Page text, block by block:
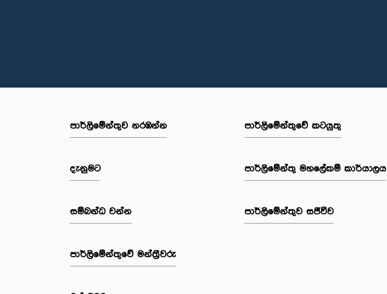
පාර්ලි‌මේන්තුව නරඹන්න
දැනුමට
සම්බන්ධ වන්න
පාර්ලි‌මේන්තුවේ මන්ත්‍රීවරු
පාර්ලිමේන්තුවේ කටයුතු
පාර්ලිමේන්තු මහලේකම් කාර්යාලය
පාර්ලිමේන්තුව සජීවීව